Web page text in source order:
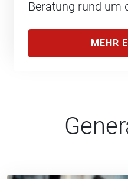
Beratung rund um
MEHR